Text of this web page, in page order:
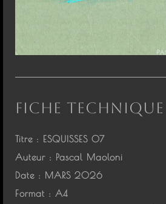
FICHE TECHNIQUE
Titre : ESQUISSES 07
Auteur : Pascal Maoloni
Date : MARS 2026
Format : A4